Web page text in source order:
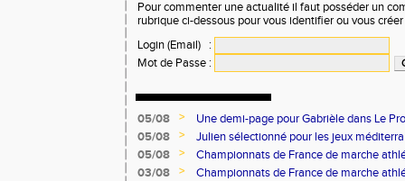
Pour commenter une actualité il faut posséder un
rubrique ci-dessous pour vous identifier ou vous
Login (Email)
:
Mot de Passe :
05/08 >
Une demi-page pour Gabrièle dans Le
05/08
>
Julien sélectionné pour les jeux
05/08
>
Championnats de France de marche
03/08
>
Championnats de France de marche